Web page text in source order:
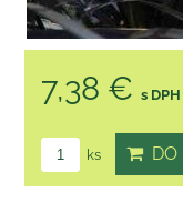
7,38 € s DPH
ks DO